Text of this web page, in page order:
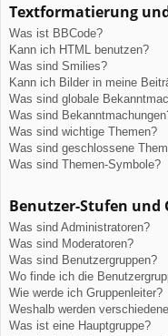
Textformatierung
Was ist BBCode?
Kann ich HTML benutzen?
Was sind Smilies?
Kann ich Bilder in meine
Was sind globale
Was sind
Was sind wichtige Themen?
Was sind geschlossene
Was sind Themen-Symbole?
Benutzer-Stufen und
Was sind Administratoren?
Was sind Moderatoren?
Was sind Benutzergruppen?
Wo finde ich die
Wie werde ich Gruppenleiter?
Weshalb werden
Was ist eine Hauptgruppe?